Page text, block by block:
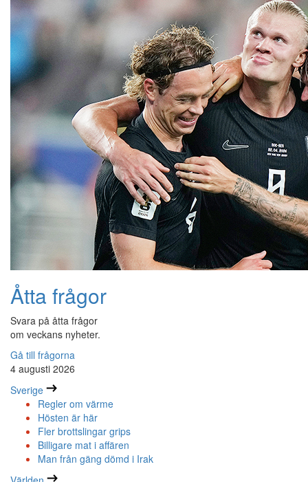
Åtta frågor
Svara på åtta frågor
om veckans nyheter.
Gå till frågorna
4 augusti 2026
Sverige
Regler om värme
Hösten är här
Fler brottslingar grips
Billigare mat i affären
Man från gäng dömd i Irak